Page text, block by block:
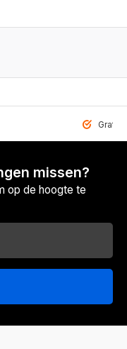
Gratis
missen?
op de hoogte te